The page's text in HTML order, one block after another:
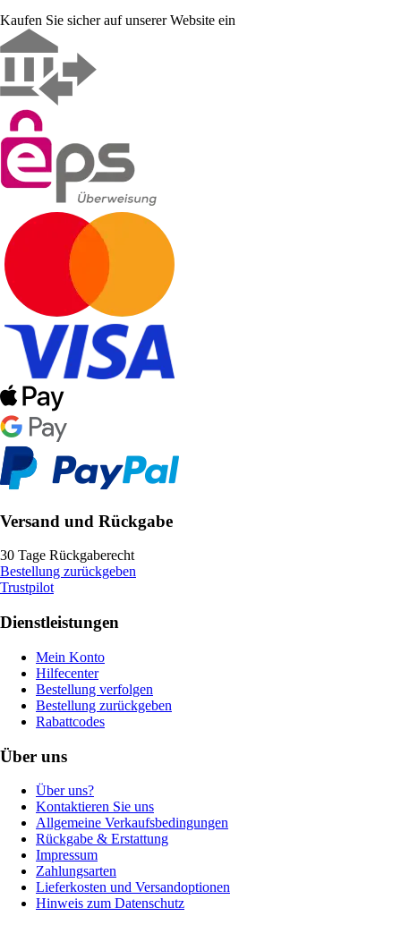
Kaufen Sie sicher auf unserer Website ein
Versand und Rückgabe
30 Tage Rückgaberecht
Bestellung zurückgeben
Trustpilot
Dienstleistungen
Mein Konto
Hilfecenter
Bestellung verfolgen
Bestellung zurückgeben
Rabattcodes
Über uns
Über uns?
Kontaktieren Sie uns
Allgemeine Verkaufsbedingungen
Rückgabe & Erstattung
Impressum
Zahlungsarten
Lieferkosten und Versandoptionen
Hinweis zum Datenschutz